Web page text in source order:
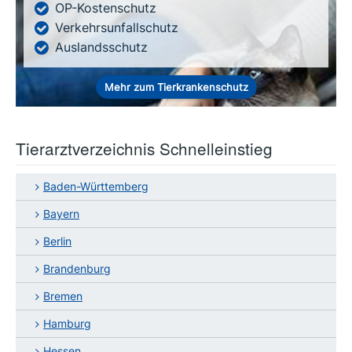
OP-Kostenschutz
Verkehrsunfallschutz
Auslandsschutz
Mehr zum Tierkrankenschutz
Tierarztverzeichnis Schnelleinstieg
Baden-Württemberg
Bayern
Berlin
Brandenburg
Bremen
Hamburg